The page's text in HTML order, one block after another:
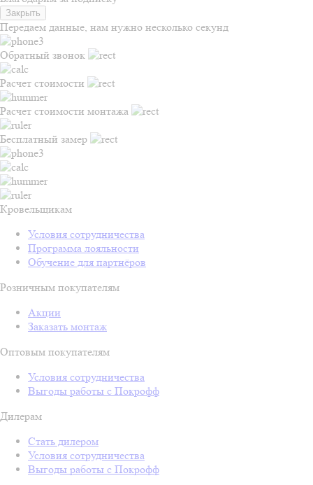
Закрыть
Передаем данные, нам нужно несколько секунд
Обратный звонок
Расчет стоимости
Расчет стоимости монтажа
Бесплатный замер
Кровельщикам
Условия сотрудничества
Программа лояльности
Обучение для партнёров
Розничным покупателям
Акции
Заказать монтаж
Оптовым покупателям
Условия сотрудничества
Выгоды работы с Покрофф
Дилерам
Стать дилером
Условия сотрудничества
Выгоды работы с Покрофф